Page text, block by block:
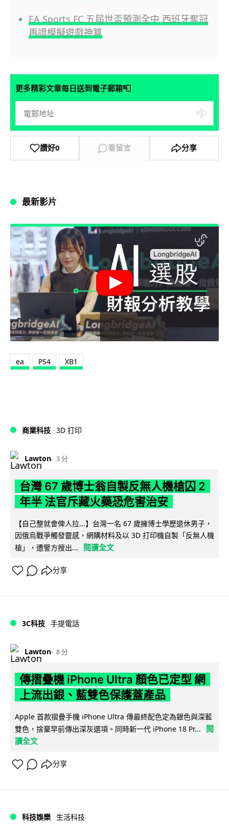
EA Sports FC 五屆世盃預測全中 西班牙奪冠
再證模擬遊戲神算
更多精彩文章每日送到電子郵箱📮
讚好0 看留言 分享
最新影片
ea PS4 XB1
商業科技 3D 打印
Lawton 3 分
台灣 67 歲博士翁自製反無人機槍囚 2
年半 法官斥藏火藥恐危害治安
【自己整就會俾人拉...】台灣一名 67 歲擁博士學歷退休男子，
因俄烏戰爭觸發靈感，網購材料及以 3D 打印機自製「反無人機
槍」，遭警方搜出...
閱讀全文
分享
3C科技 手提電話
Lawton 8 分
傳摺疊機 iPhone Ultra 顏色已定型 網
上流出銀、藍雙色保護蓋產品
Apple 首款摺疊手機 iPhone Ultra 傳最終配色定為銀色與深藍
雙色，捨棄早前傳出深灰選項。同時新一代 iPhone 18 Pr...
閱
讀全文
分享
科技娛樂 生活科技